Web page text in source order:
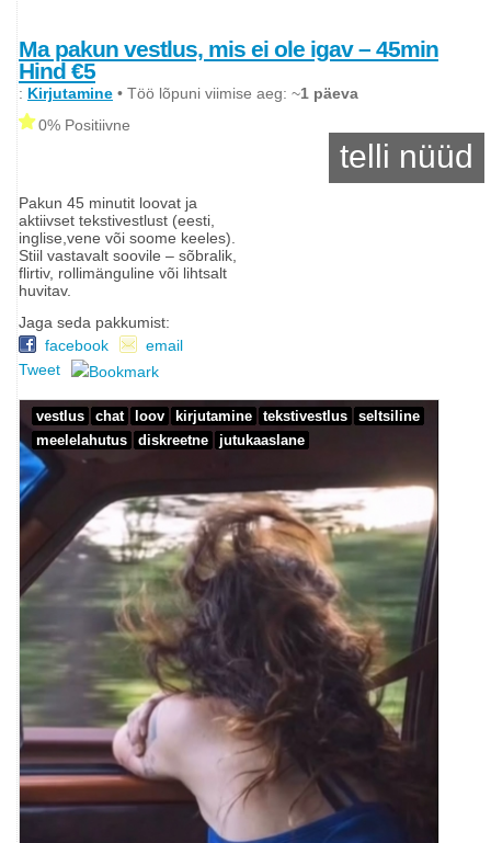
Ma pakun vestlus, mis ei ole igav – 45min
Hind €5
: Kirjutamine • Töö lõpuni viimise aeg: ~1 päeva
0% Positiivne
telli nüüd
Pakun 45 minutit loovat ja
aktiivset tekstivestlust (eesti,
inglise,vene või soome keeles).
Stiil vastavalt soovile – sõbralik,
flirtiv, rollimänguline või lihtsalt
huvitav.
Jaga seda pakkumist:
facebook
email
Tweet
vestlus chat loov kirjutamine tekstivestlus
seltsiline
meelelahutus
diskreetne jutukaaslane